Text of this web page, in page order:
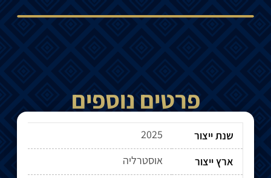
פרטים נוספים
שנת ייצור
2025
ארץ ייצור
אוסטרליה